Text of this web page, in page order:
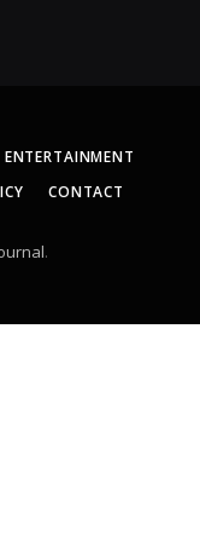
ENTERTAINMENT
CONTACT
.